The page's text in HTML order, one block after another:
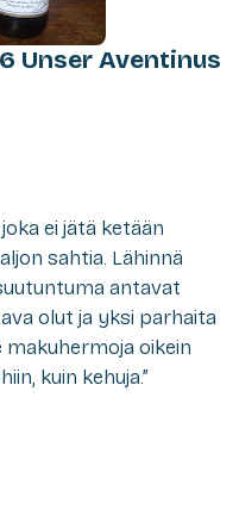
Unser Aventinus
ei jätä ketään
sahtia. Lähinnä
antavat
olut ja yksi parhaita
makuhermoja oikein
kuin kehuja.”